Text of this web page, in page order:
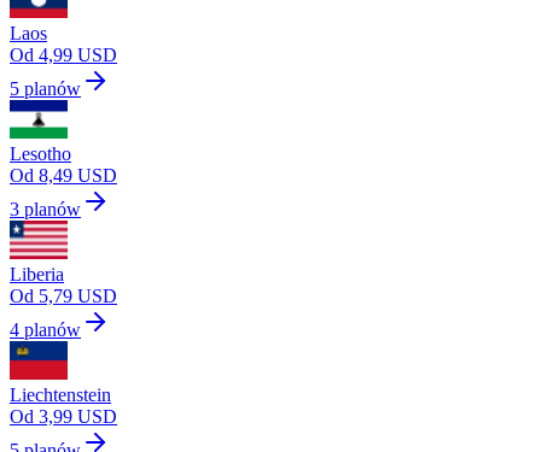
Laos
Od 4,99 USD
5 planów
Lesotho
Od 8,49 USD
3 planów
Liberia
Od 5,79 USD
4 planów
Liechtenstein
Od 3,99 USD